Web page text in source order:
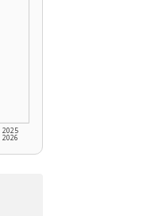
2025
2026